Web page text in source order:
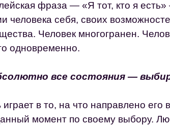
фраза — «Я тот, кто я
человека себя, своих
Человек многогранен.
одновременно.
все состояния —
в то, на что направлено его
момент по своему выбору.